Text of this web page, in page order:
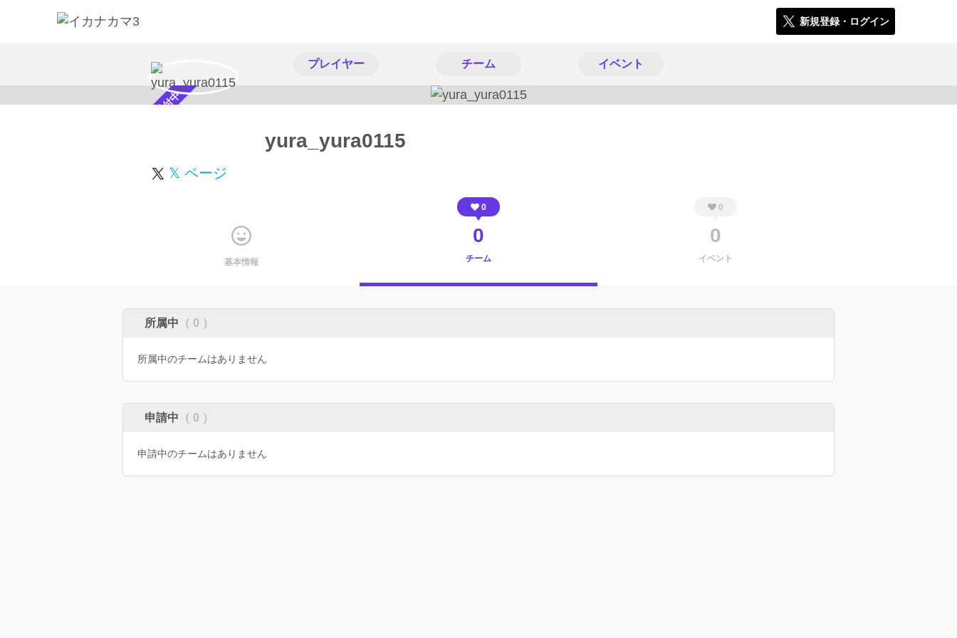
新規登録・ログイン
プレイヤー チーム イベント
スカウト受付中 yura_yura0115
𝕏 ページ
基本情報
0
0
チーム
0
0
イベント
所属中 （ 0 ）
所属中のチームはありません
申請中 （ 0 ）
申請中のチームはありません